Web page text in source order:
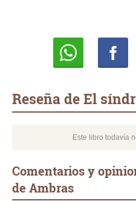
Reseña de El
Este libro todavía
Comentarios y
de Ambras